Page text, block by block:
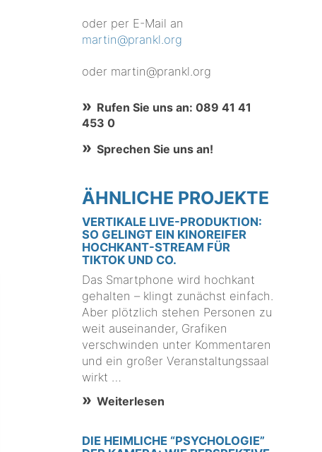
oder per E-Mail an
martin@prankl.org
oder martin@prankl.org
Rufen Sie uns an: 089 41 41
453 0
Sprechen Sie uns an!
ÄHNLICHE PROJEKTE
VERTIKALE LIVE-PRODUKTION:
SO GELINGT EIN KINOREIFER
HOCHKANT-STREAM FÜR
TIKTOK UND CO.
Das Smartphone wird hochkant
gehalten – klingt zunächst einfach.
Aber plötzlich stehen Personen zu
weit auseinander, Grafiken
verschwinden unter Kommentaren
und ein großer Veranstaltungssaal
wirkt …
Weiterlesen
DIE HEIMLICHE “PSYCHOLOGIE”